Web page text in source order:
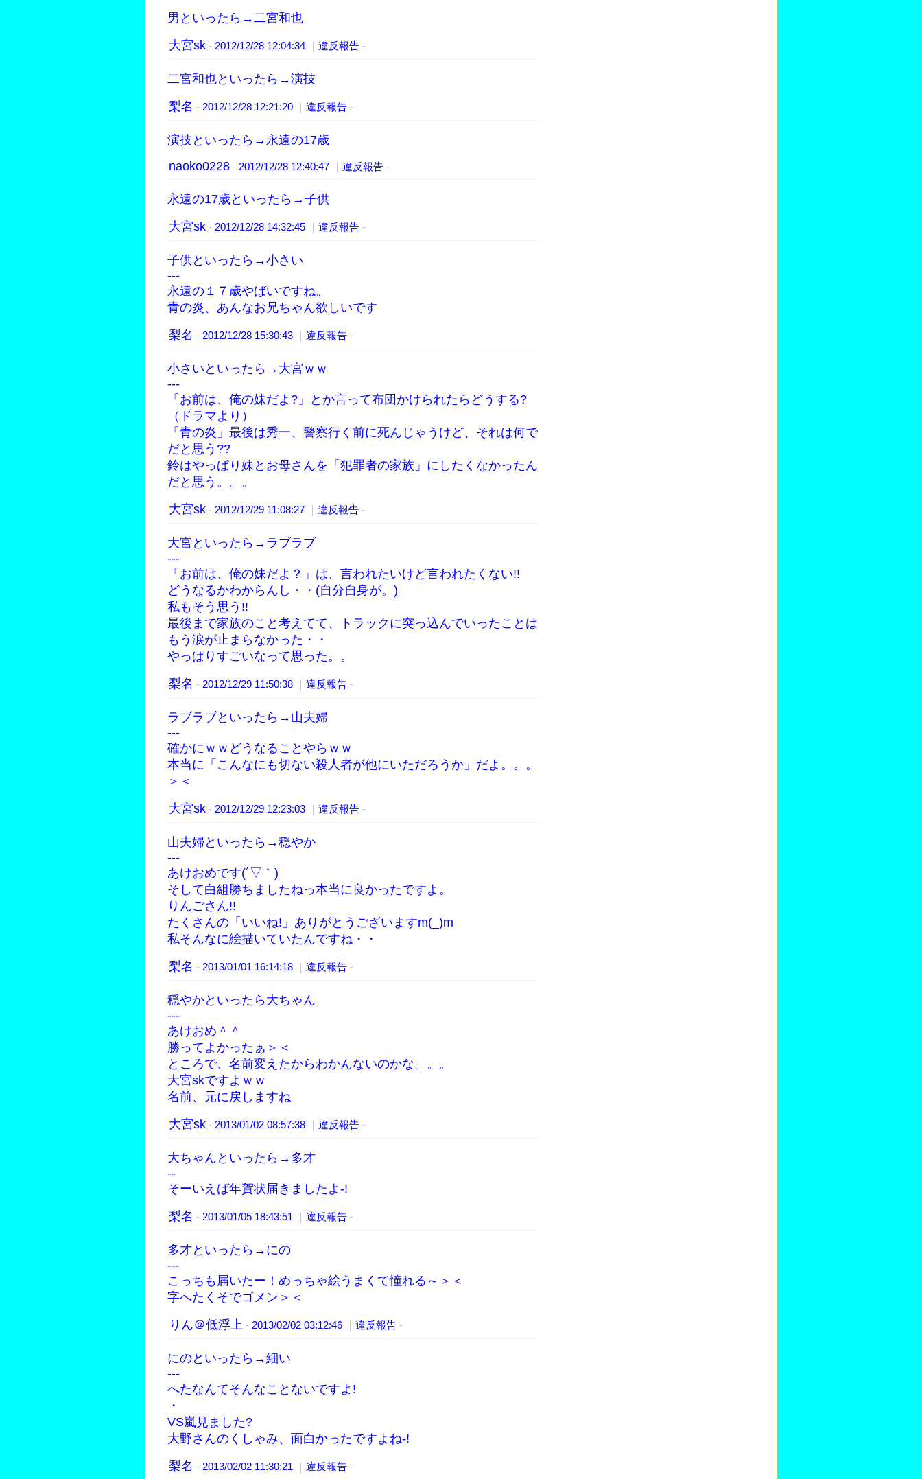
男といったら→二宮和也
大宮sk - 2012/12/28 12:04:34 ｜ 違反報告 -
二宮和也といったら→演技
梨名 - 2012/12/28 12:21:20 ｜ 違反報告 -
演技といったら→永遠の17歳
naoko0228 - 2012/12/28 12:40:47 ｜ 違反報告 -
永遠の17歳といったら→子供
大宮sk - 2012/12/28 14:32:45 ｜ 違反報告 -
子供といったら→小さい
---
永遠の１７歳やばいですね。
青の炎、あんなお兄ちゃん欲しいです
梨名 - 2012/12/28 15:30:43 ｜ 違反報告 -
小さいといったら→大宮ｗｗ
---
「お前は、俺の妹だよ?」とか言って布団かけられたらどうする?
（ドラマより）
「青の炎」最後は秀一、警察行く前に死んじゃうけど、それは何で
だと思う??
鈴はやっぱり妹とお母さんを「犯罪者の家族」にしたくなかったん
だと思う。。。
大宮sk - 2012/12/29 11:08:27 ｜ 違反報告 -
大宮といったら→ラブラブ
---
「お前は、俺の妹だよ？」は、言われたいけど言われたくない!!
どうなるかわからんし・・(自分自身が。)
私もそう思う!!
最後まで家族のこと考えてて、トラックに突っ込んでいったことは
もう涙が止まらなかった・・
やっぱりすごいなって思った。。
梨名 - 2012/12/29 11:50:38 ｜ 違反報告 -
ラブラブといったら→山夫婦
---
確かにｗｗどうなることやらｗｗ
本当に「こんなにも切ない殺人者が他にいただろうか」だよ。。。
＞＜
大宮sk - 2012/12/29 12:23:03 ｜ 違反報告 -
山夫婦といったら→穏やか
---
あけおめです(´▽｀)
そして白組勝ちましたねっ本当に良かったですよ。
りんごさん!!
たくさんの「いいね!」ありがとうございますm(_)m
私そんなに絵描いていたんですね・・
梨名 - 2013/01/01 16:14:18 ｜ 違反報告 -
穏やかといったら大ちゃん
---
あけおめ＾＾
勝ってよかったぁ＞＜
ところで、名前変えたからわかんないのかな。。。
大宮skですよｗｗ
名前、元に戻しますね
大宮sk - 2013/01/02 08:57:38 ｜ 違反報告 -
大ちゃんといったら→多才
--
そーいえば年賀状届きましたよ-!
梨名 - 2013/01/05 18:43:51 ｜ 違反報告 -
多才といったら→にの
---
こっちも届いたー！めっちゃ絵うまくて憧れる～＞＜
字へたくそでゴメン＞＜
りん＠低浮上 - 2013/02/02 03:12:46 ｜ 違反報告 -
にのといったら→細い
---
へたなんてそんなことないですよ!
・
VS嵐見ました?
大野さんのくしゃみ、面白かったですよね-!
梨名 - 2013/02/02 11:30:21 ｜ 違反報告 -